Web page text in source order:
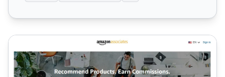
Programa de Afiliados de Amazon Associates